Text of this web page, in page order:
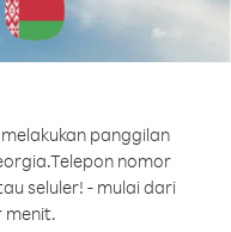
panggilan
Telepon nomor
seluler! - mulai dari
menit.